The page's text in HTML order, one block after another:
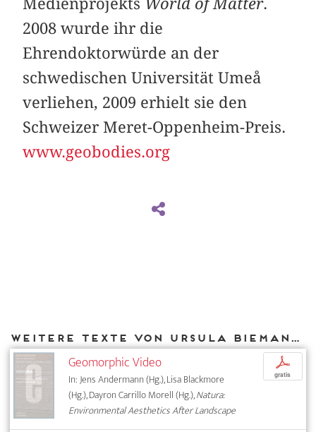
2008 wurde ihr die
Ehrendoktorwürde an der
schwedischen Universität Umeå
verliehen, 2009 erhielt sie den
Schweizer Meret-Oppenheim-Preis.
www.geobodies.org
Weitere Texte von Ursula Biemann bei DIAPHANES
Geomorphic Video
In: Jens Andermann (Hg.), Lisa Blackmore
(Hg.), Dayron Carrillo Morell (Hg.),Natura:
Environmental Aesthetics After Landscape
p
gratis